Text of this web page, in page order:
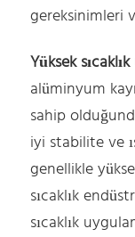
gereksinimleri
Yüksek
alüminyum
sahip
iyi stabilite ve
genellikle
sıcaklık
sıcaklık